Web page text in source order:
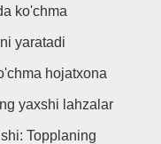
ko'chma
yaratadi
hojatxona
yaxshi lahzalar
Topplaning